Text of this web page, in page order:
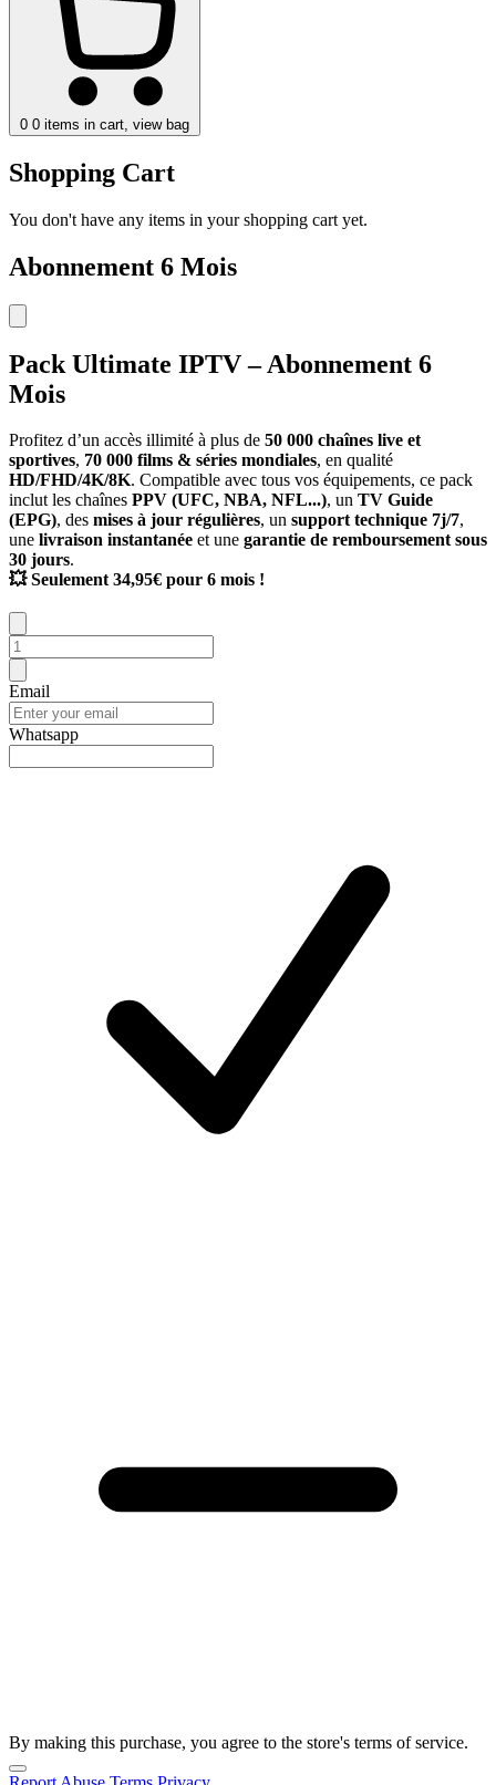
0 0 items in cart, view bag
Shopping Cart
You don't have any items in your shopping cart yet.
Abonnement 6 Mois
Pack Ultimate IPTV – Abonnement 6
Mois
Profitez d’un accès illimité à plus de 50 000 chaînes live et
sportives, 70 000 films & séries mondiales, en qualité
HD/FHD/4K/8K. Compatible avec tous vos équipements, ce pack
inclut les chaînes PPV (UFC, NBA, NFL...), un TV Guide
(EPG), des mises à jour régulières, un support technique 7j/7,
une livraison instantanée et une garantie de remboursement sous
30 jours.
💥 Seulement 34,95€ pour 6 mois !
Email
Whatsapp
By making this purchase, you agree to the store's terms of service.